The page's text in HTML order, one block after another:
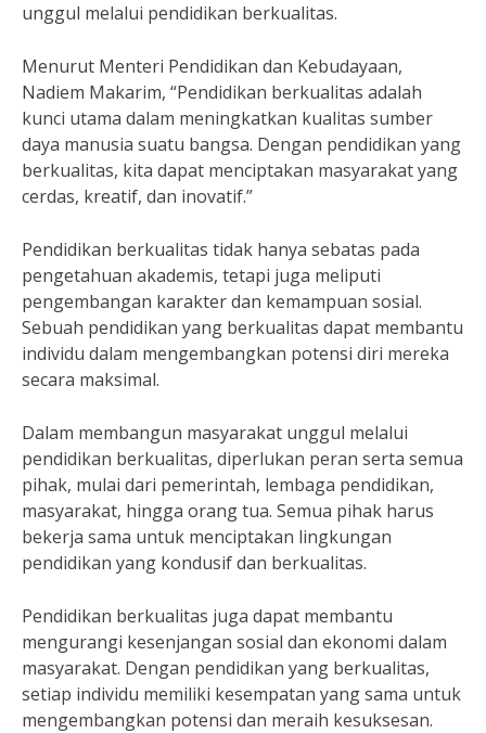
unggul melalui pendidikan berkualitas.
Menurut Menteri Pendidikan dan Kebudayaan,
Nadiem Makarim, “Pendidikan berkualitas adalah
kunci utama dalam meningkatkan kualitas sumber
daya manusia suatu bangsa. Dengan pendidikan yang
berkualitas, kita dapat menciptakan masyarakat yang
cerdas, kreatif, dan inovatif.”
Pendidikan berkualitas tidak hanya sebatas pada
pengetahuan akademis, tetapi juga meliputi
pengembangan karakter dan kemampuan sosial.
Sebuah pendidikan yang berkualitas dapat membantu
individu dalam mengembangkan potensi diri mereka
secara maksimal.
Dalam membangun masyarakat unggul melalui
pendidikan berkualitas, diperlukan peran serta semua
pihak, mulai dari pemerintah, lembaga pendidikan,
masyarakat, hingga orang tua. Semua pihak harus
bekerja sama untuk menciptakan lingkungan
pendidikan yang kondusif dan berkualitas.
Pendidikan berkualitas juga dapat membantu
mengurangi kesenjangan sosial dan ekonomi dalam
masyarakat. Dengan pendidikan yang berkualitas,
setiap individu memiliki kesempatan yang sama untuk
mengembangkan potensi dan meraih kesuksesan.